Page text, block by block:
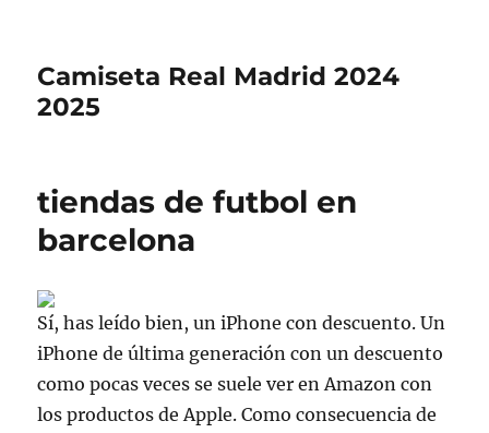
Camiseta Real Madrid 2024
2025
tiendas de futbol en
barcelona
Sí, has leído bien, un iPhone con descuento. Un
iPhone de última generación con un descuento
como pocas veces se suele ver en Amazon con
los productos de Apple. Como consecuencia de